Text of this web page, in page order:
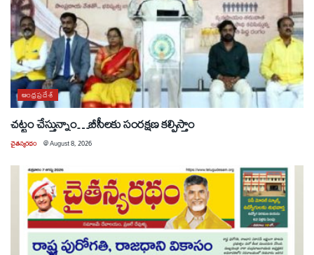
ఆంధ్రప్రదేశ్
చట్టం చేస్తున్నాం…బీసీలకు సంరక్షణ కల్పిస్తాం
చైతన్యరధం @August 8, 2026